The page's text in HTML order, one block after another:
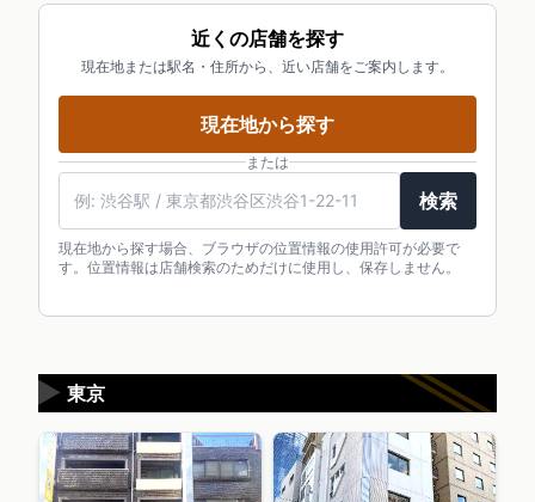
近くの店舗を探す
現在地または駅名・住所から、近い店舗をご案内します。
現在地から探す
または
検索
現在地から探す場合、ブラウザの位置情報の使用許可が必要で
す。位置情報は店舗検索のためだけに使用し、保存しません。
東京
▶